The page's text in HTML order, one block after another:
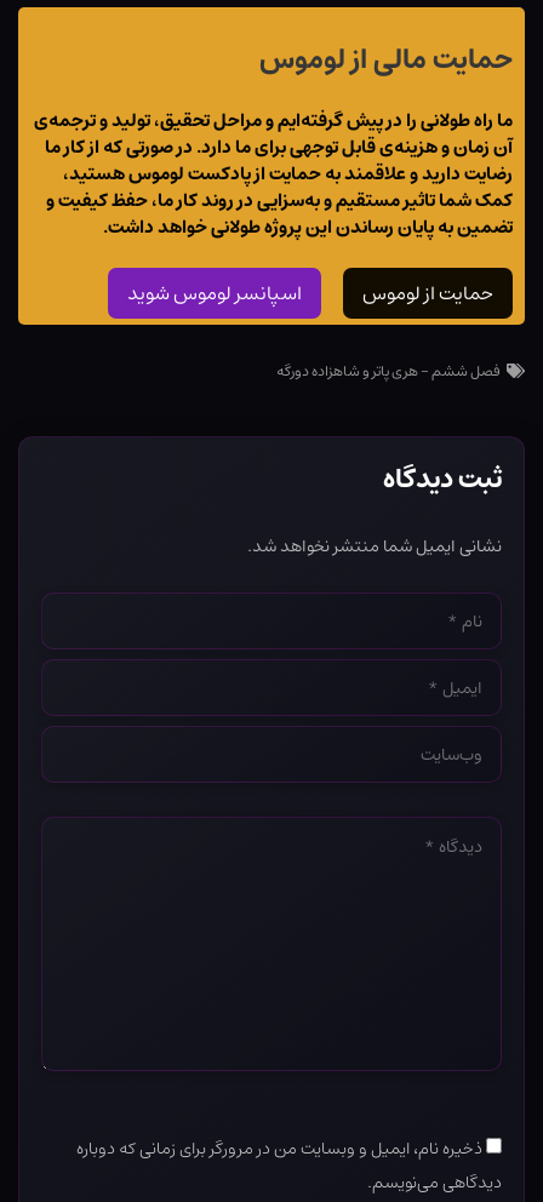
حمایت مالی از لوموس
ما راه طولانی را در پیش گرفته‌ایم و مراحل تحقیق، تولید و ترجمه‌ی
آن زمان و هزینه‌ی قابل توجهی برای ما دارد. در صورتی که از کار ما
رضایت دارید و علاقمند به حمایت از پادکست لوموس هستید،
کمک شما تاثیر مستقیم و به‌سزایی در روند کار ما، حفظ کیفیت و
تضمین به پایان رساندن این پروژه طولانی خواهد داشت.
حمایت از لوموس اسپانسر لوموس شوید
فصل ششم - هری پاتر و شاهزاده دورگه
ثبت دیدگاه
نشانی ایمیل شما منتشر نخواهد شد.
نام
*
ایمیل
*
وب‌سایت
*
دیدگاه
ذخیره نام، ایمیل و وبسایت من در مرورگر برای زمانی که دوباره
دیدگاهی می‌نویسم.